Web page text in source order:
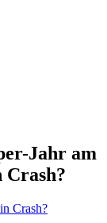
Jahr am